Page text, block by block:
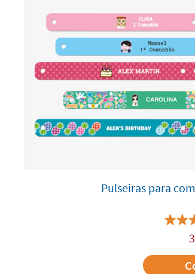
Pulseiras para